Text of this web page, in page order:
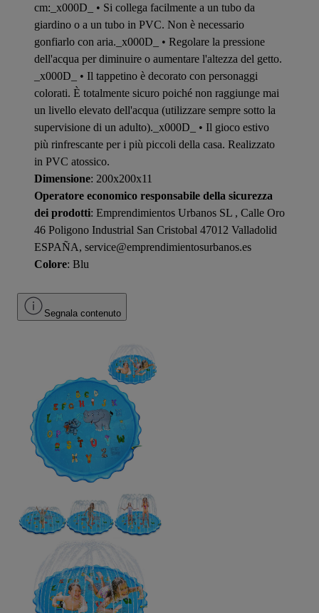
cm:_x000D_ • Si collega facilmente a un tubo da
giardino o a un tubo in PVC. Non è necessario
gonfiarlo con aria._x000D_ • Regolare la pressione
dell'acqua per diminuire o aumentare l'altezza del getto.
_x000D_ • Il tappetino è decorato con personaggi
colorati. È totalmente sicuro poiché non raggiunge mai
un livello elevato dell'acqua (utilizzare sempre sotto la
supervisione di un adulto)._x000D_ • Il gioco estivo
più rinfrescante per i più piccoli della casa. Realizzato
in PVC atossico.
Dimensione: 200x200x11
Operatore economico responsabile della sicurezza
dei prodotti: Emprendimientos Urbanos SL , Calle Oro
46 Poligono Industrial San Cristobal 47012 Valladolid
ESPAÑA, service@emprendimientosurbanos.es
Colore: Blu
Segnala contenuto